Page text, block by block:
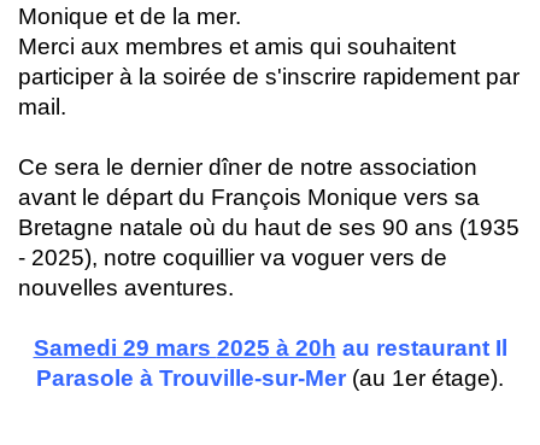
Monique et de la mer.
Merci aux membres et amis qui souhaitent
participer à la soirée de s'inscrire rapidement par
mail.
Ce sera le dernier dîner de notre association
avant le départ du François Monique vers sa
Bretagne natale où du haut de ses 90 ans (1935
- 2025), notre coquillier va voguer vers de
nouvelles aventures.
Samedi 29 mars 2025 à 20h au restaurant Il
Parasole à Trouville-sur-Mer (au 1er étage).